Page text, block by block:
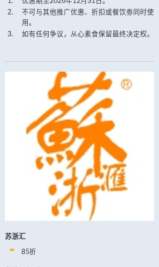
不可与其他推广优惠、折扣或餐饮劵同时使
用。
如有任何争议，从心素食保留最终决定权。
苏浙汇
85折